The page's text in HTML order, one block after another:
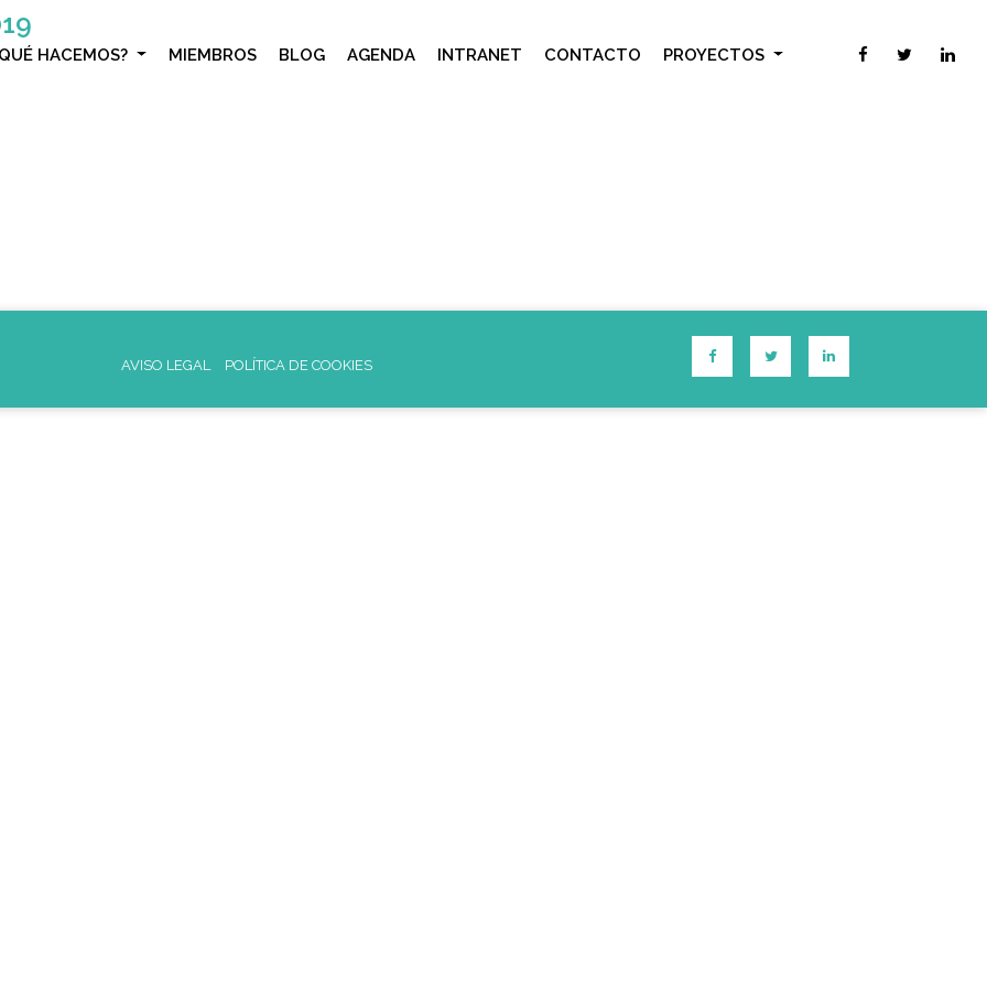
HACEMOS? MIEMBROS BLOG AGENDA INTRANET CONTACTO PROYECTOS
AVISO LEGAL POLÍTICA DE COOKIES